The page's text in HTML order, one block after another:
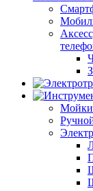
Мойки